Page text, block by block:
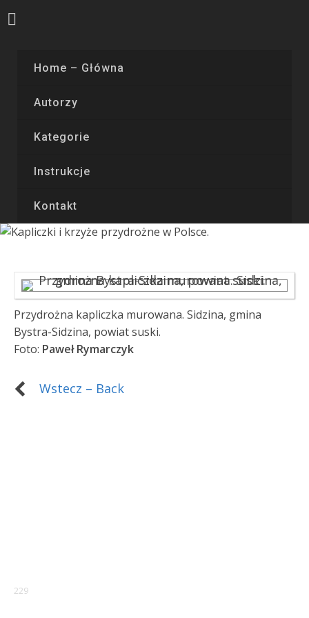
Home – Główna
Autorzy
Kategorie
Instrukcje
Kontakt
Przydrożna kapliczka murowana. Sidzina, gmina
Bystra-Sidzina, powiat suski.
Foto: Paweł Rymarczyk
Wstecz – Back
229